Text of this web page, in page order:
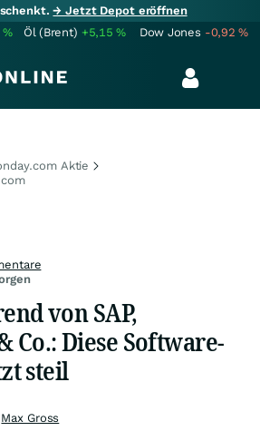
→ Jetzt Depot eröffnen
% Öl (Brent) +5,15% Dow Jones -0,92%
Aktie
von SAP,
Co.: Diese Software-
steil
Max Gross